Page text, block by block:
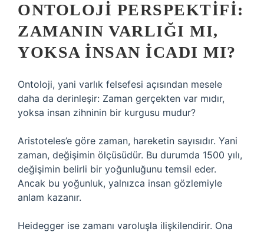
ONTOLOJI PERSPEKTIFI:
ZAMANIN VARLIĞI MI,
YOKSA İNSAN İCADI MI?
Ontoloji, yani varlık felsefesi açısından mesele
daha da derinleşir: Zaman gerçekten var mıdır,
yoksa insan zihninin bir kurgusu mudur?
Aristoteles’e göre zaman, hareketin sayısıdır. Yani
zaman, değişimin ölçüsüdür. Bu durumda 1500 yılı,
değişimin belirli bir yoğunluğunu temsil eder.
Ancak bu yoğunluk, yalnızca insan gözlemiyle
anlam kazanır.
Heidegger ise zamanı varoluşla ilişkilendirir. Ona